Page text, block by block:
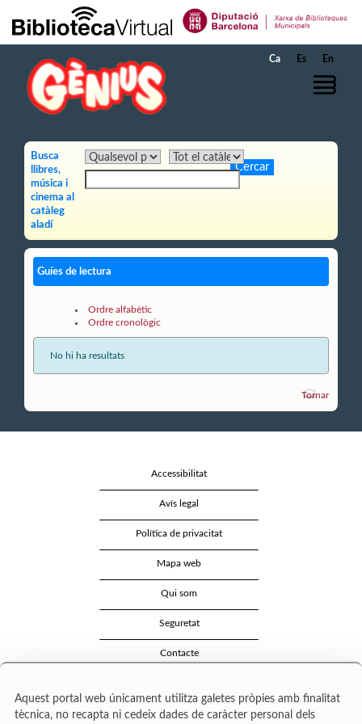
Salta al contingut principal
Ca Es En
Busca
llibres,
música i
cinema al
catàleg
aladí
Guíes de lectura
Ordre alfabètic
Ordre cronològic
No hi ha resultats
Tornar
Accessibilitat
Avís legal
Política de privacitat
Mapa web
Qui som
Seguretat
Contacte
Aquest portal web únicament utilitza galetes pròpies amb finalitat
tècnica, no recapta ni cedeix dades de caràcter personal dels